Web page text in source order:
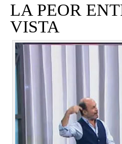
LA PEOR
VISTA